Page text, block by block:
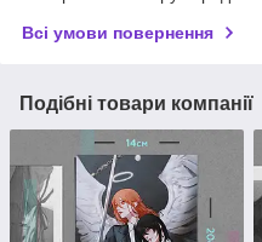
Всі умови повернення
Подібні товари компанії